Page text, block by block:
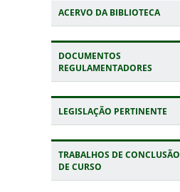
ACERVO DA BIBLIOTECA
DOCUMENTOS
REGULAMENTADORES
LEGISLAÇÃO PERTINENTE
TRABALHOS DE CONCLUSÃO
DE CURSO